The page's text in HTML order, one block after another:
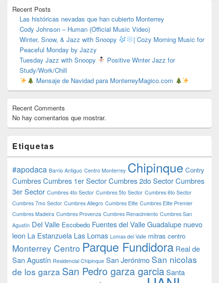
Recent Posts
Las históricas nevadas que han cubierto Monterrey
Cody Johnson – Human (Official Music Video)
Winter, Snow, & Jazz with Snoopy
| Cozy Morning Music for
Peaceful Monday by Jazzy
Tuesday Jazz with Snoopy
Positive Winter Jazz for
Study/Work/Chill
Mensaje de Navidad para MonterreyMagico.com
Recent Comments
No hay comentarios que mostrar.
Etiquetas
#apodaca Barrio Antiguo Centro Monterrey Chipinque Contry
CumbresCumbres 1er SectorCumbres 2do SectorCumbres
3er Sector Cumbres 4to Sector Cumbres 5to Sector Cumbres 6to Sector
Cumbres 7mo Sector Cumbres Allegro Cumbres Elite Cumbres Elite Premier
Cumbres Madeira Cumbres Provenza Cumbres Renacimiento Cumbres San
Agustín Del Valle Escobedo Fuentes del ValleGuadalupe nuevo
leon La Estanzuela Las Lomas Lomas del Valle mitras centro
Monterrey Centro Parque Fundidora Real de
San Agustín Residencial Chipinque San Jerónimo San nicolas
de los garza San Pedro garza garciaSanta